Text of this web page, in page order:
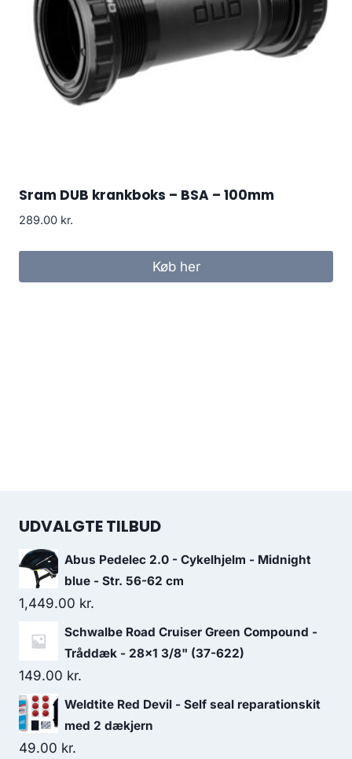
Sram DUB krankboks – BSA – 100mm
289.00 kr.
Køb her
UDVALGTE TILBUD
Abus Pedelec 2.0 - Cykelhjelm - Midnight
blue - Str. 56-62 cm
1,449.00 kr.
Schwalbe Road Cruiser Green Compound -
Tråddæk - 28x1 3/8" (37-622)
149.00 kr.
Weldtite Red Devil - Self seal reparationskit
med 2 dækjern
49.00 kr.